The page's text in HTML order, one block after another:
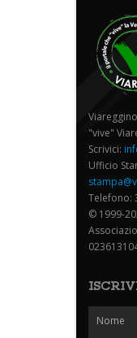
"vive"
Scrivici:
Ufficio
Telefono:
© 1999-